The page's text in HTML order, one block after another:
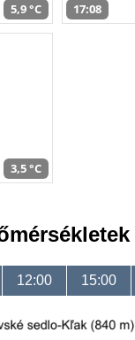
5,9 °C 17:08
3,5 °C
12:00 15:00